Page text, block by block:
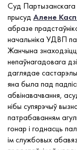
Суд Партызанскага
прысуд Алене
абразе
начальніка УДВП
Жанчына
непаўнагадовага
даглядае
яна была пад
абвінавачвання,
нібы супярэчыў
патрабаванням
гонар і годнасць
ім службовых